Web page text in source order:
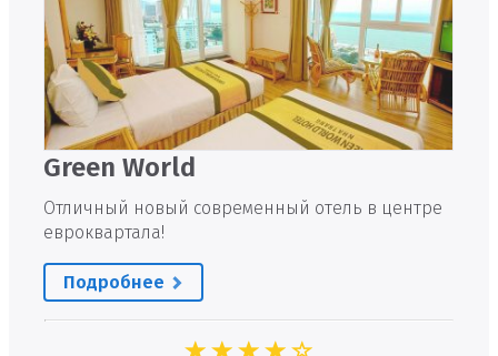
Green World
Отличный новый современный отель в центре
евроквартала!
Подробнее